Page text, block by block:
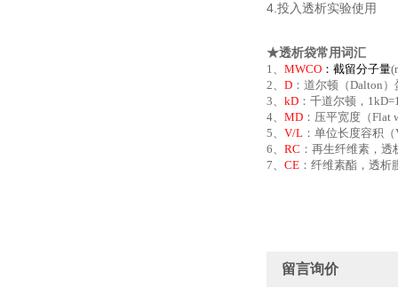
4.投入透析实验使用
★透析袋常用词汇
1、 MWCO ： 截留分子量
2、 D ：道尔顿（Dalton
3、 kD ：千道尔顿，
4、 MD ：压平宽度（
5、 V/L ：单位长度容积
6、 RC ：再生纤维素，
7、 CE ：纤维素酯，透析
留言询价